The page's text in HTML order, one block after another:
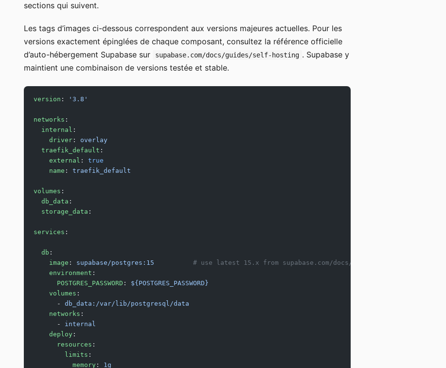
sections qui suivent.
Les tags d’images ci-dessous correspondent aux versions majeures actuelles. Pour les
versions exactement épinglées de chaque composant, consultez la référence officielle
d’auto-hébergement Supabase sur
supabase.com/docs/guides/self-hosting . Supabase y
maintient une combinaison de versions testée et stable.
version : '3.8'
networks :
  internal
:
    driver
: overlay
  traefik_default
:
    external
: true
    name
: traefik_default
volumes :
  db_data
:
  storage_data
:
services :
  db
:
    image
: supabase/postgres:15
          # use latest 15.x from supabase.com/docs/guides/self-hosting
    environment
:
      POSTGRES_PASSWORD
: ${POSTGRES_PASSWORD}
    volumes
:
      -
db_data:/var/lib/postgresql/data
    networks
:
      -
internal
    deploy
:
      resources
:
        limits
:
          memory
: 1g